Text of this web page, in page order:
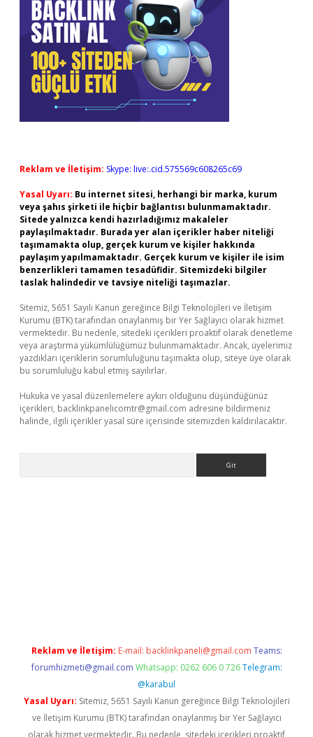
Reklam ve İletişim: Skype: live:.cid.575569c608265c69
Yasal Uyarı: Bu internet sitesi, herhangi bir marka, kurum
veya şahıs şirketi ile hiçbir bağlantısı bulunmamaktadır.
Sitede yalnızca kendi hazırladığımız makaleler
paylaşılmaktadır. Burada yer alan içerikler haber niteliği
taşımamakta olup, gerçek kurum ve kişiler hakkında
paylaşım yapılmamaktadır. Gerçek kurum ve kişiler ile isim
benzerlikleri tamamen tesadüfidir. Sitemizdeki bilgiler
taslak halindedir ve tavsiye niteliği taşımazlar.
Sitemiz, 5651 Sayılı Kanun gereğince Bilgi Teknolojileri ve İletişim
Kurumu (BTK) tarafından onaylanmış bir Yer Sağlayıcı olarak hizmet
vermektedir. Bu nedenle, sitedeki içerikleri proaktif olarak denetleme
veya araştırma yükümlülüğümüz bulunmamaktadır. Ancak, üyelerimiz
yazdıkları içeriklerin sorumluluğunu taşımakta olup, siteye üye olarak
bu sorumluluğu kabul etmiş sayılırlar.
Hukuka ve yasal düzenlemelere aykırı olduğunu düşündüğünüz
içerikleri, backlinkpanelicomtr@gmail.com adresine bildirmeniz
halinde, ilgili içerikler yasal süre içerisinde sitemizden kaldırılacaktır.
Reklam ve İletişim: E-mail: backlinkpaneli@gmail.com Teams:
forumhizmeti@gmail.com Whatsapp: 0262 606 0 726 Telegram:
@karabul
Yasal Uyarı: Sitemiz, 5651 Sayılı Kanun gereğince Bilgi Teknolojileri
ve İletişim Kurumu (BTK) tarafından onaylanmış bir Yer Sağlayıcı
olarak hizmet vermektedir. Bu nedenle, sitedeki içerikleri proaktif